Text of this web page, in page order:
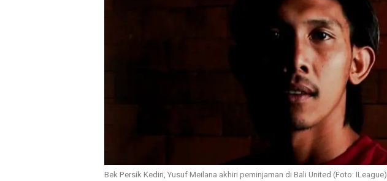
Bek Persik Kediri, Yusuf Meilana akhiri peminjaman di Bali United (Foto: ILeague)